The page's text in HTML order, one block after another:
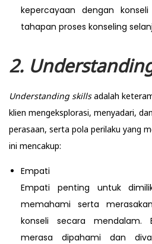
kepercayaan dengan
tahapan proses konseling
2.
Understanding skillsadalah
klien mengeksplorasi, menyadari,
perasaan, serta pola perilaku yang
ini mencakup:
Empati
Empati penting untuk
memahami serta
konseli secara mendalam.
merasa dipahami dan